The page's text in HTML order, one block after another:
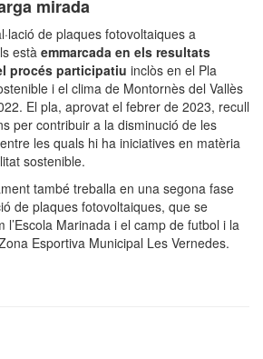
mirada
de plaques fotovoltaiques a
està emmarcada en els resultats
procés participatiu inclòs en el Pla
i el clima de Montornès del Vallès
El pla, aprovat el febrer de 2023, recull
per contribuir a la disminució de les
les quals hi ha iniciatives en matèria
sostenible.
també treballa en una segona fase
de plaques fotovoltaiques, que se
l’Escola Marinada i el camp de futbol i la
Esportiva Municipal Les Vernedes.